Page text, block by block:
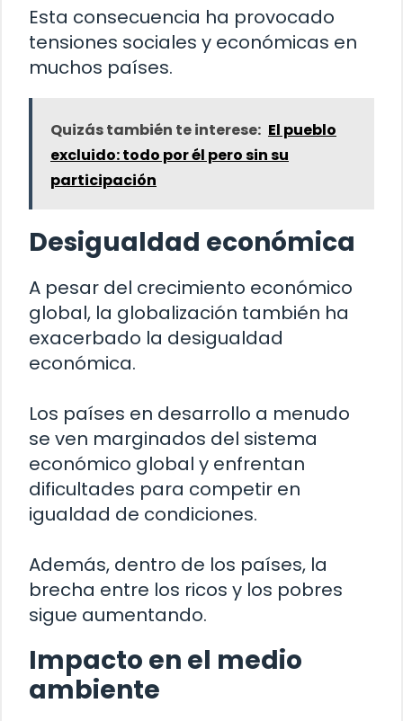
Esta consecuencia ha provocado
tensiones sociales y económicas en
muchos países.
Quizás también te interese: El pueblo
excluido: todo por él pero sin su
participación
Desigualdad económica
A pesar del crecimiento económico
global, la globalización también ha
exacerbado la desigualdad
económica.
Los países en desarrollo a menudo
se ven marginados del sistema
económico global y enfrentan
dificultades para competir en
igualdad de condiciones.
Además, dentro de los países, la
brecha entre los ricos y los pobres
sigue aumentando.
Impacto en el medio
ambiente